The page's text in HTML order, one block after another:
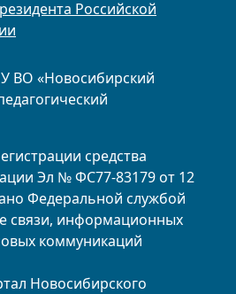
ВО «Новосибирский
средства
Эл № ФС77-83179 от 12
Федеральной службой
связи, информационных
коммуникаций
Новосибирского
Российской